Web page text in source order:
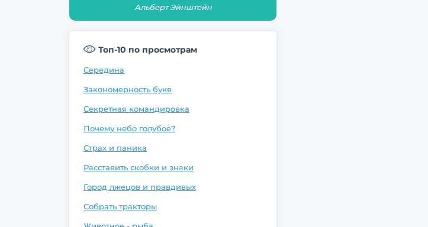
Альберт Эйнштейн
Топ-10 по просмотрам
Середина
Закономерность букв
Секретная командировка
Почему небо голубое?
Страх и паника
Расставить скобки и знаки
Город лжецов и правдивых
Собрать тракторы